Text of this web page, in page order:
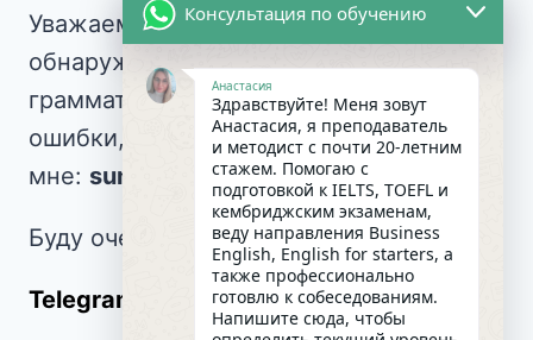
Уважаемые читатели, друзья, если вы
обнаружили в текстах сайта
грамматические или орфографические
ошибки, напишите
мне: sundaynastya@gmail.com.
Буду очень благодарна!
Telegram anastasiia_valiaieva
Консультация по обучению
Анастасия
Здравствуйте! Меня зовут
Анастасия, я преподаватель
и методист с почти 20-летним
стажем. Помогаю с
подготовкой к IELTS, TOEFL и
кембриджским экзаменам,
веду направления Business
English, English for starters, а
также профессионально
готовлю к собеседованиям.
Напишите сюда, чтобы